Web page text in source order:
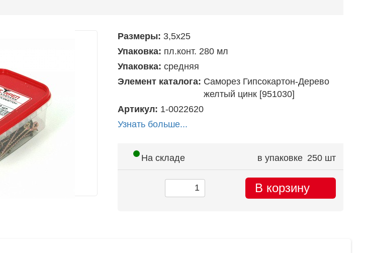
Размеры: 3,5х25
Упаковка: пл.конт. 280 мл
Упаковка: средняя
Элемент каталога: Саморез Гипсокартон-Дерево
желтый цинк [951030]
Артикул: 1-0022620
Узнать больше...
На складе в упаковке 250 шт
В корзину